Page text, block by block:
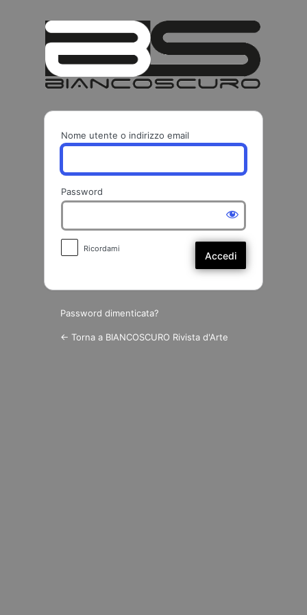
Nome utente o indirizzo email
Password
Ricordami
Password dimenticata?
← Torna a BIANCOSCURO Rivista d'Arte